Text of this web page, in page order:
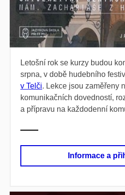
Letošní rok se kurzy budou
srpna, v době hudebního
v Telči. Lekce jsou zaměřeny
komunikačních dovedností,
a přípravu na každodenní
Informace a